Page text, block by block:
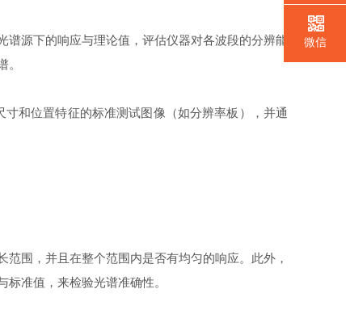
源下的响应与理论值，评估仪器对各波段的分辨能
和位置特征的标准测试图像（如分辨率板），并通
围，并且在整个范围内是否有均匀的响应。此外，
准值，来检验光谱准确性。
微信